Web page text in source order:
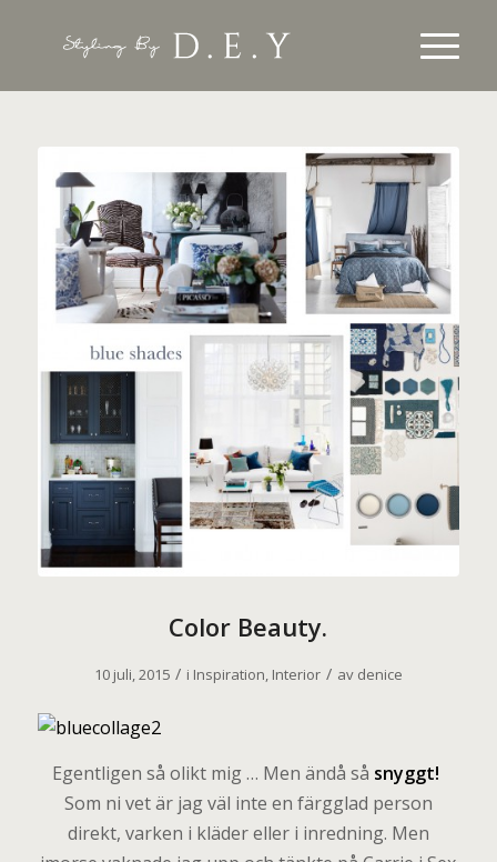
Color Beauty.
10 juli, 2015 / i Inspiration Interior / av denice
Egentligen så olikt mig … Men ändå så snyggt!
Som ni vet är jag väl inte en färgglad person
direkt, varken i kläder eller i inredning. Men